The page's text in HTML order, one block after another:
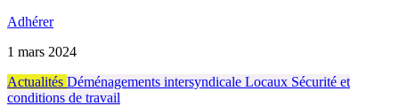
Adhérer
1 mars 2024
Actualités Déménagements intersyndicale Locaux Sécurité et
conditions de travail